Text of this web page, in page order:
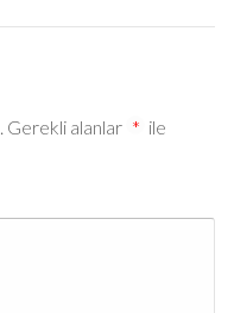
Gerekli alanlar * ile